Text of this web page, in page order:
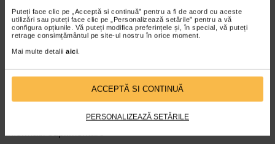
Puteți face clic pe „Acceptă si continuă” pentru a fi de acord cu aceste
utilizări sau puteți face clic pe „Personalizează setările” pentru a vă
configura opțiunile. Vă puteți modifica preferințele și, în special, vă puteți
retrage consimțământul pe site-ul nostru în orice moment.
Mai multe detalii aici
ACCEPTĂ SI CONTINUĂ
PERSONALIZEAZĂ SETĂRILE
Daca ati uitat o doza
Daca ati uitat sa administrati una sau mai multe doze,
administrati doza uzuala inainte de urmatoarea masa.
A nu se lasa la indemana copiilor.
A nu se utiliza dupa data de expirare.
A se utiliza in termen de 30 de zile de la prima
deschidere a flaconului.
A se pastra ferit de lumina soarelui.
Informatii suplimentare